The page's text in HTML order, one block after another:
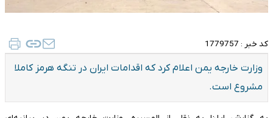
کد خبر : 1779757
وزارت خارجه یمن اعلام کرد که اقدامات ایران در تنگه هرمز کاملا
مشروع است.